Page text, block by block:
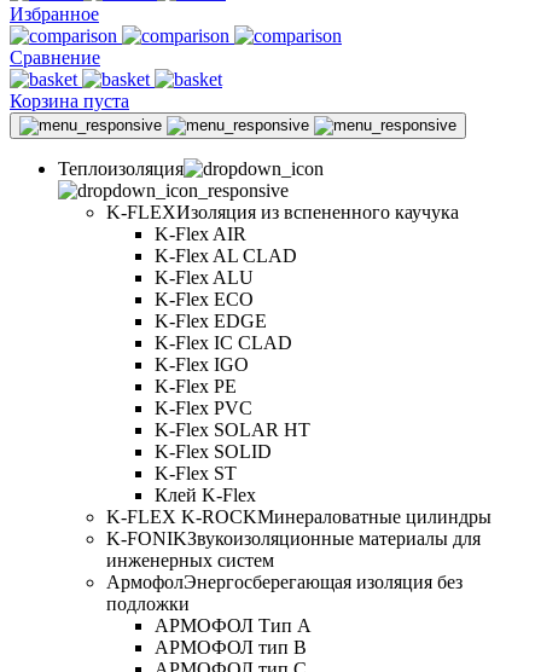
Избранное
Сравнение
Корзина пуста
Теплоизоляция
K-FLEXИзоляция из вспененного каучука
K-Flex AIR
K-Flex AL CLAD
K-Flex ALU
K-Flex ECO
K-Flex EDGE
K-Flex IC CLAD
K-Flex IGO
K-Flex PE
K-Flex PVC
K-Flex SOLAR HT
K-Flex SOLID
K-Flex ST
Клей K-Flex
K-FLEX K-ROCKМинераловатные цилиндры
K-FONIKЗвукоизоляционные материалы для
инженерных систем
АрмофолЭнергосберегающая изоляция без
подложки
АРМОФОЛ Тип А
АРМОФОЛ тип В